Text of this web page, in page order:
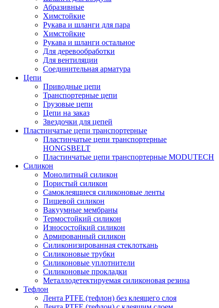
Абразивные
Химстойкие
Рукава и шланги для пара
Химстойкие
Рукава и шланги остальное
Для деревообработки
Для вентиляции
Соединительная арматура
Цепи
Приводные цепи
Транспортерные цепи
Грузовые цепи
Цепи на заказ
Звездочки для цепей
Пластинчатые цепи транспортерные
Пластинчатые цепи транспортерные
HONGSBELT
Пластинчатые цепи транспортерные MODUTECH
Силикон
Монолитный силикон
Пористый силикон
Самоклеящиеся силиконовые ленты
Пищевой силикон
Вакуумные мембраны
Термостойкий силикон
Износостойкий силикон
Армированный силикон
Силиконизированная стеклоткань
Силиконовые трубки
Силиконовые уплотнители
Силиконовые прокладки
Металлодетектируемая силиконовая резина
Тефлон
Лента PTFE (тефлон) без клеящего слоя